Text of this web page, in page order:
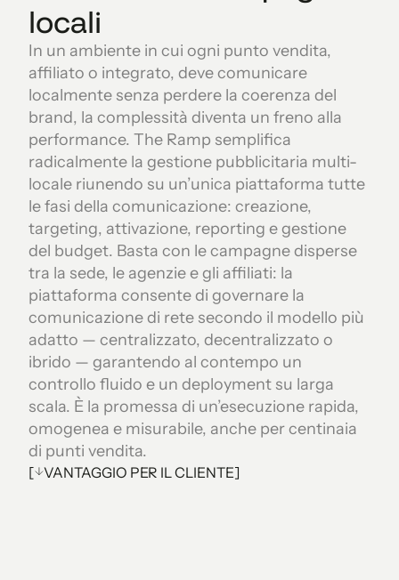
locali
In un ambiente in cui ogni punto vendita,
affiliato o integrato, deve comunicare
localmente senza perdere la coerenza del
brand, la complessità diventa un freno alla
performance. The Ramp semplifica
radicalmente la gestione pubblicitaria multi-
locale riunendo su un’unica piattaforma tutte
le fasi della comunicazione: creazione,
targeting, attivazione, reporting e gestione
del budget. Basta con le campagne disperse
tra la sede, le agenzie e gli affiliati: la
piattaforma consente di governare la
comunicazione di rete secondo il modello più
adatto — centralizzato, decentralizzato o
ibrido — garantendo al contempo un
controllo fluido e un deployment su larga
scala. È la promessa di un’esecuzione rapida,
omogenea e misurabile, anche per centinaia
di punti vendita.
[ VANTAGGIO PER IL CLIENTE]